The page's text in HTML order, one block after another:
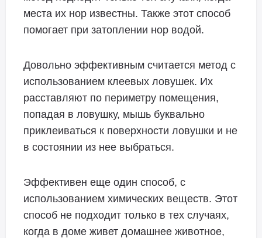
места их нор известны. Также этот способ
помогает при затоплении нор водой.
Довольно эффективным считается метод с
использованием клеевых ловушек. Их
расставляют по периметру помещения,
попадая в ловушку, мышь буквально
приклеиваться к поверхности ловушки и не
в состоянии из нее выбраться.
Эффективен еще один способ, с
использованием химических веществ. Этот
способ не подходит только в тех случаях,
когда в доме живет домашнее животное,